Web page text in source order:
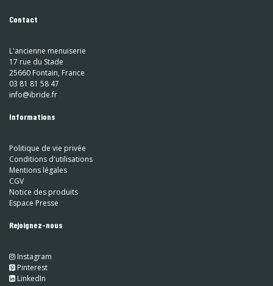
Contact
L'ancienne menuiserie
17 rue du Stade
25660 Fontain, France
03 81 81 58 47
info@ibride.fr
Informations
Politique de vie privée
Conditions d'utilisations
Mentions légales
CGV
Notice des produits
Espace Presse
Rejoignez-nous
Instagram
Pinterest
LinkedIn